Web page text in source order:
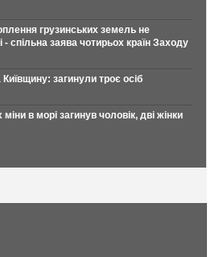
грузинських земель не
- спільна заява чотирьох країн Заходу
загинули троє осіб
в морі загинув чоловік, дві жінки